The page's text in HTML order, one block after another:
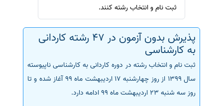
سفارش گویندگی
سفارش تولید محتوا
سفارش ترجمه همزمان
سفارش چکیده گرافیکی
سفارش تهیه کاورلتر
سفارش انگیزه‌نامه‌SOP
ثبت نام و انتخاب رشته کنند.
پذیرش بدون آزمون در 47 رشته کاردانی
به کارشناسی
ثبت نام و انتخاب رشته در دوره کاردانی به کارشناسی ناپیوسته
سال 1399 از روز چهارشنبه 17 اردیبهشت ماه 99 آغاز شده و تا
روز سه شنبه 23 اردیبهشت ماه 99 ادامه دارد.